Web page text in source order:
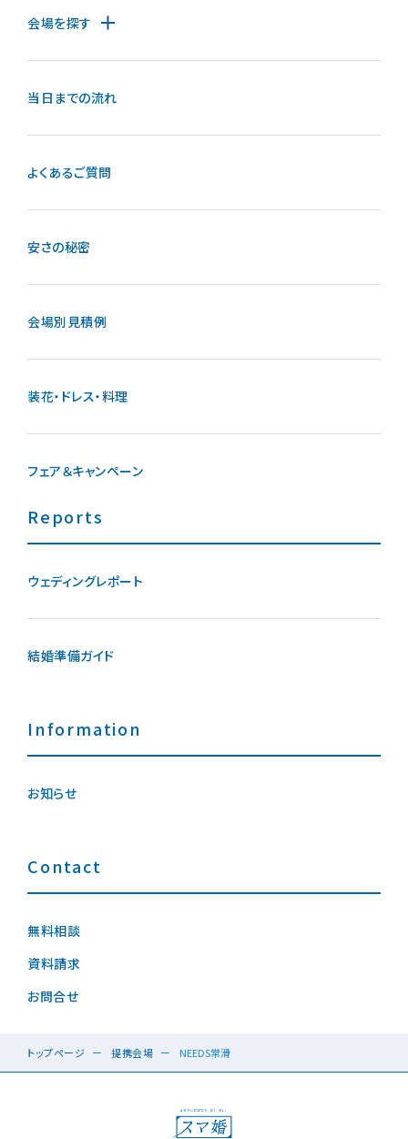
会場を探す
当日までの流れ
よくあるご質問
安さの秘密
会場別見積例
装花・ドレス・料理
フェア＆キャンペーン
Reports
ウェディングレポート
結婚準備ガイド
Information
お知らせ
Contact
無料相談
資料請求
お問合せ
トップページ 提携会場 NEEDS常滑